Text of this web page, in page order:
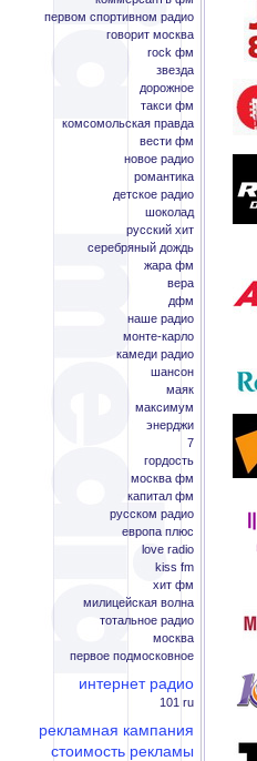
первом спортивном радио
говорит москва
rock фм
звезда
дорожное
такси фм
комсомольская правда
вести фм
новое радио
романтика
детское радио
шоколад
русский хит
серебряный дождь
жара фм
вера
дфм
наше радио
монте-карло
камеди радио
шансон
маяк
максимум
энерджи
7
гордость
москва фм
капитал фм
русском радио
европа плюс
love radio
kiss fm
хит фм
милицейская волна
тотальное радио
москва
первое подмосковное
интернет радио
101 ru
рекламная кампания
стоимость рекламы